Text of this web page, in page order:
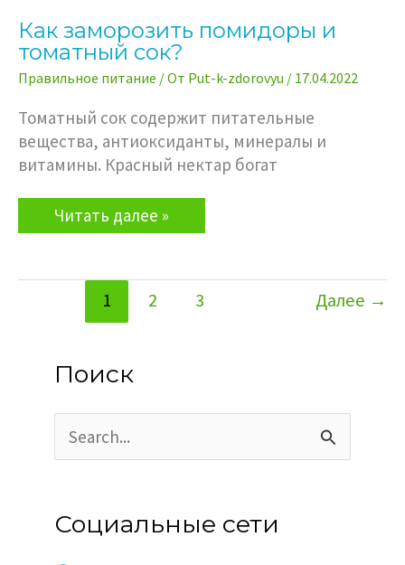
Как заморозить помидоры и
томатный сок?
Правильное питание / От Put-k-zdorovyu / 17.04.2022
Томатный сок содержит питательные
вещества, антиоксиданты, минералы и
витамины. Красный нектар богат
Как
заморозить
томатный
Читать далее »
1 2 3 Далее →
Поиск
к
Социальные сети